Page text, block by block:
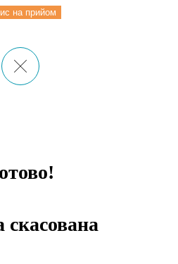
на прийом
скасована